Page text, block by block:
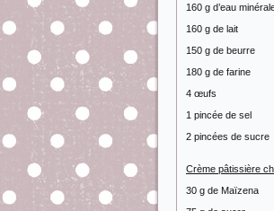
160 g d’eau
160 g de lait
150 g de beurre
180 g de farine
4 œufs
1 pincée de sel
2 pincées de sucre
Crème pâtissière
30 g de Maïzena